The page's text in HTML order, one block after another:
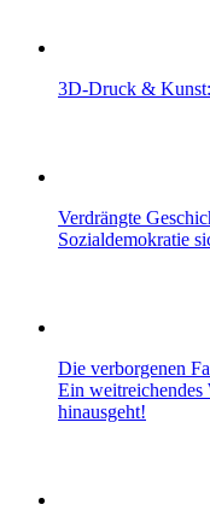
3D-Druck &
Verdrängte
Sozialdemokratie
Die verborgenen
Ein weitreichendes
hinausgeht!